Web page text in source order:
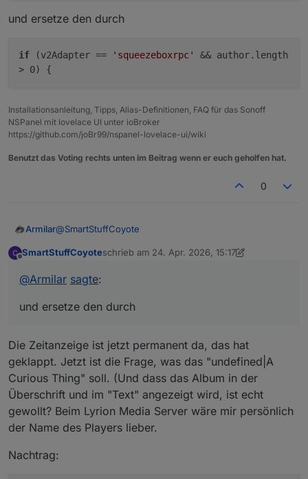
und ersetze den durch
if (v2Adapter == 'squeezeboxrpc'
&& author.length
> 0) {
Installationsanleitung, Tipps, Alias-Definitionen, FAQ für das Sonoff
NSPanel mit lovelace UI unter ioBroker
https://github.com/joBr99/nspanel-lovelace-ui/wiki
Benutzt das Voting rechts unten im Beitrag wenn er euch geholfen hat.
0
Armilar@SmartStuffCoyote
Suche mal für einen Test nach:
und ersetze den durch
SmartStuffCoyoteschrieb am 24. Apr. 2026, 15:17
zuletzt editiert von SmartStuffCoyote
@Armilar sagte:
und ersetze den durch
Die Zeitanzeige ist jetzt permanent da, das hat
geklappt. Jetzt ist die Frage, was das "undefined|A
Curious Thing" soll. (Und dass das Album in der
Überschrift und im "Text" angezeigt wird, ist echt
gewollt? Beim Lyrion Media Server wäre mir persönlich
der Name des Players lieber.
Nachtrag: